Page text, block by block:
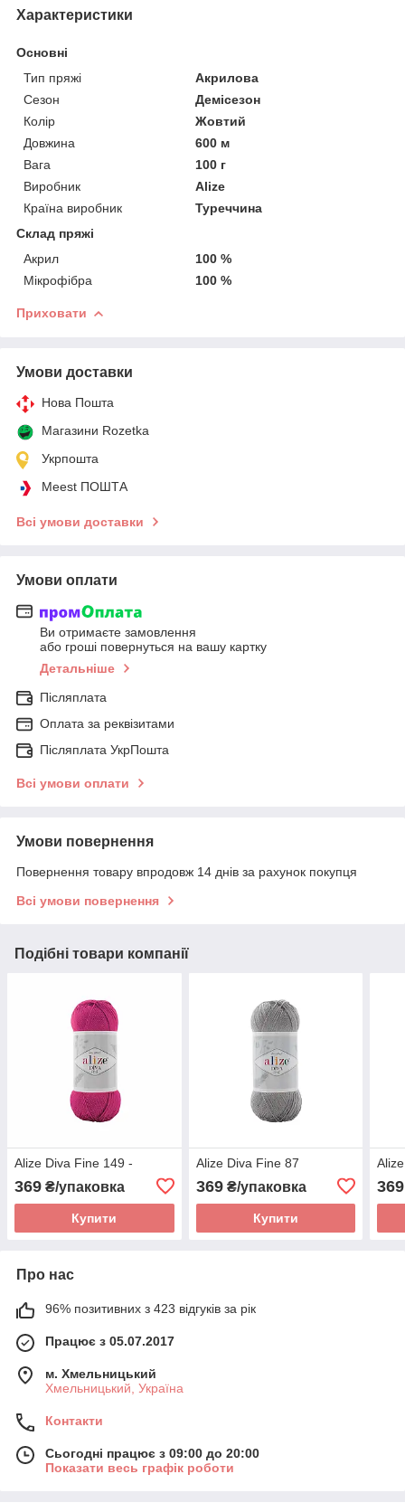
Характеристики
Основні
Тип пряжі
Акрилова
Сезон
Демісезон
Колір
Жовтий
Довжина
600 м
Вага
100 г
Виробник
Alize
Країна виробник
Туреччина
Склад пряжі
Акрил
100 %
Мікрофібра
100 %
Приховати
Умови доставки
Нова Пошта
Магазини Rozetka
Укрпошта
Meest ПОШТА
Всі умови доставки
Умови оплати
Ви отримаєте замовлення
або гроші повернуться на вашу картку
Детальніше
Післяплата
Оплата за реквізитами
Післяплата УкрПошта
Всі умови оплати
Умови повернення
Повернення товару впродовж 14 днів за рахунок покупця
Всі умови повернення
Подібні товари компанії
Alize Diva Fine 149 -
369 ₴/упаковка
Купити
Alize Diva Fine 87
369₴/упаковка
Купити
369
Про нас
96% позитивних з 423 відгуків за рік
Працює з 05.07.2017
м. Хмельницький
Хмельницький, Україна
Контакти
Сьогодні працює з 09:00 до 20:00
Показати весь графік роботи